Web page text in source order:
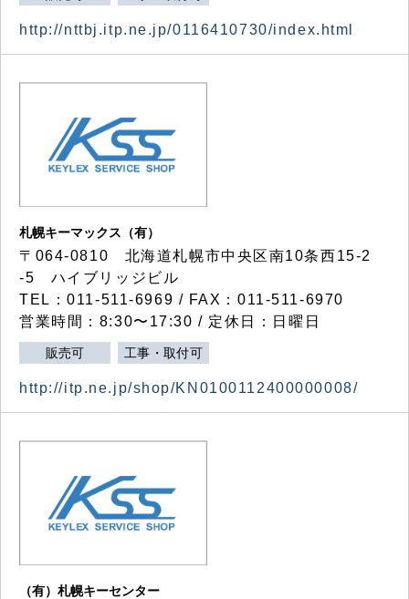
http://nttbj.itp.ne.jp/0116410730/index.html
札幌キーマックス（有）
〒064-0810 北海道札幌市中央区南10条西15-2
-5 ハイブリッジビル
TEL：011-511-6969 / FAX：011-511-6970
営業時間：8:30〜17:30 / 定休日：日曜日
販売可 工事・取付可
http://itp.ne.jp/shop/KN0100112400000008/
（有）札幌キーセンター